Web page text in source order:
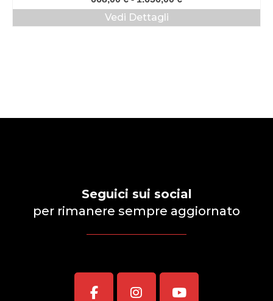
di
Vedi Dettagli
Seguici sui social
per rimanere sempre aggiornato